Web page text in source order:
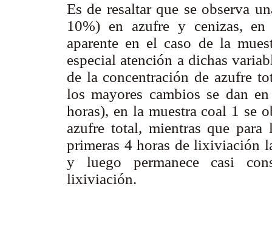
Es de resaltar que se observa
10%) en azufre y cenizas, en
aparente en el caso de la
especial atención a dichas
de la concentración de azufre
los mayores cambios se dan
horas), en la muestra coal 1 se
azufre total, mientras que
primeras 4 horas de lixiviación
y luego permanece casi
lixiviación.